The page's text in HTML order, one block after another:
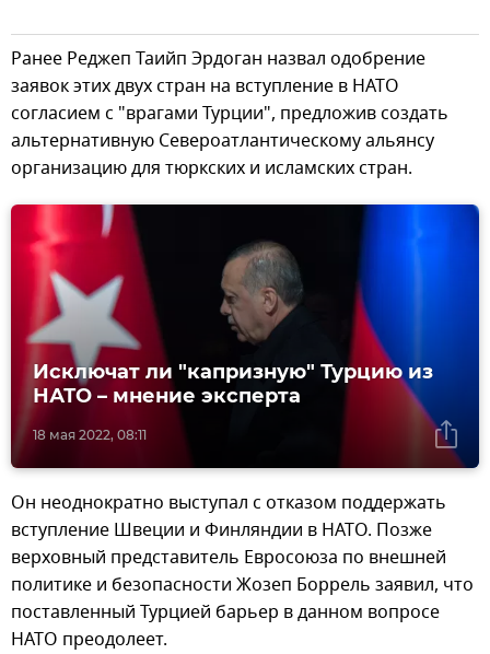
Ранее Реджеп Таийп Эрдоган назвал одобрение
заявок этих двух стран на вступление в НАТО
согласием с "врагами Турции", предложив создать
альтернативную Североатлантическому альянсу
организацию для тюркских и исламских стран.
18 мая 2022, 08:11
Исключат ли "капризную" Турцию из
НАТО – мнение эксперта
Он неоднократно выступал с отказом поддержать
вступление Швеции и Финляндии в НАТО. Позже
верховный представитель Евросоюза по внешней
политике и безопасности Жозеп Боррель заявил, что
поставленный Турцией барьер в данном вопросе
НАТО преодолеет.